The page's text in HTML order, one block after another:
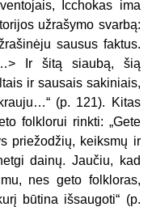
Icchokas ima
užrašymo svarbą:
sausus faktus.
Ir šitą siaubą, šią
ir sausais sakiniais,
(p. 121). Kitas
folklorui rinkti: „Gete
priežodžių, keiksmų ir
dainų. Jaučiu, kad
nes geto folkloras,
būtina išsaugoti“ (p.